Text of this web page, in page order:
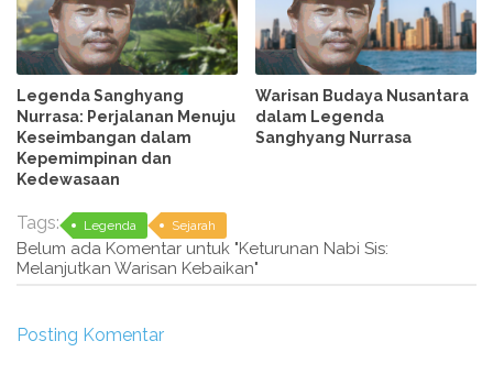
Legenda Sanghyang
Nurrasa: Perjalanan Menuju
Keseimbangan dalam
Kepemimpinan dan
Kedewasaan
Warisan Budaya Nusantara
dalam Legenda
Sanghyang Nurrasa
Tags: Legenda Sejarah
Belum ada Komentar untuk "Keturunan Nabi Sis:
Melanjutkan Warisan Kebaikan"
Posting Komentar